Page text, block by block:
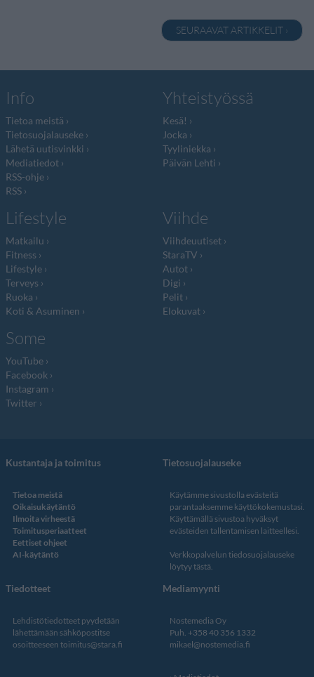
SEURAAVAT ARTIKKELIT ›
Info
Tietoa meistä
Tietosuojalauseke
Lähetä uutisvinkki
Mediatiedot
RSS-ohje
RSS
Yhteistyössä
Kesä!
Jocka
Tyyliniekka
Päivän Lehti
Lifestyle
Matkailu
Fitness
Lifestyle
Terveys
Ruoka
Koti & Asuminen
Viihde
Viihdeuutiset
StaraTV
Autot
Digi
Pelit
Elokuvat
Some
YouTube
Facebook
Instagram
Twitter
Kustantaja ja toimitus
Tietoa meistä
Oikaisukäytäntö
Ilmoita virheestä
Toimitusperiaatteet
Eettiset ohjeet
AI-käytäntö
Tietosuojalauseke
Käytämme sivustolla evästeitä
parantaaksemme käyttökokemustasi.
Käyttämällä sivustoa hyväksyt
evästeiden tallentamisen laitteellesi.
Verkkopalvelun tiedosuojalauseke
löytyy tästä
Tiedotteet
Lehdistötiedotteet pyydetään
lähettämään sähköpostitse
osoitteeseen toimitus@stara.fi
Mediamyynti
Nostemedia Oy
Puh. +358 40 356 1332
mikael@nostemedia.fi